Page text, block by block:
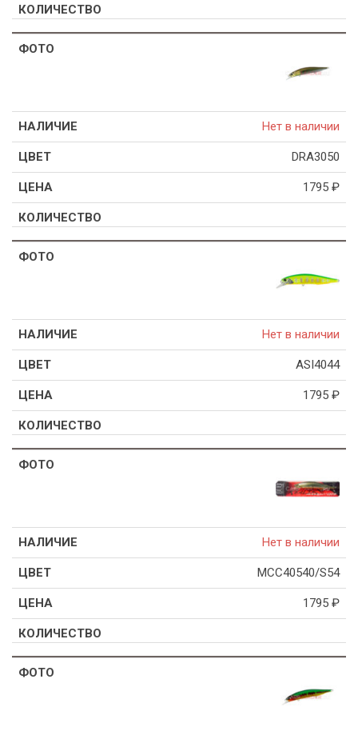
Нет в наличии
DRA3050
1795 ₽
Нет в наличии
ASI4044
1795 ₽
Нет в наличии
MCC40540/S54
1795 ₽